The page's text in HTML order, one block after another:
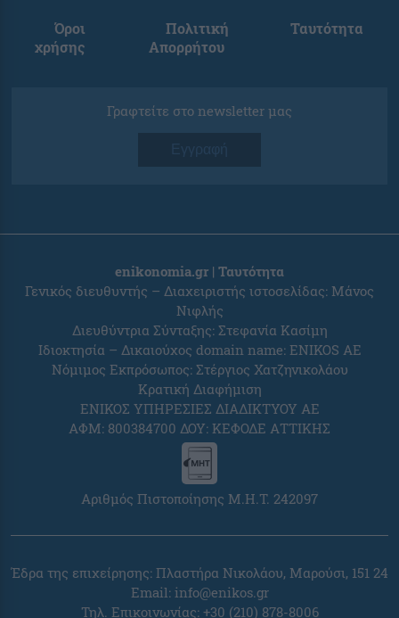
Όροι
χρήσης
Πολιτική
Απορρήτου
Ταυτότητα
Γραφτείτε στο newsletter μας
Εγγραφή
enikonomia.gr | Ταυτότητα
Γενικός διευθυντής – Διαχειριστής ιστοσελίδας: Μάνος
Νιφλής
Διευθύντρια Σύνταξης: Στεφανία Κασίμη
Ιδιοκτησία – Δικαιούχος domain name: ENIKOS AE
Νόμιμος Εκπρόσωπος: Στέργιος Χατζηνικολάου
Κρατική Διαφήμιση
ΕΝΙΚΟΣ ΥΠΗΡΕΣΙΕΣ ΔΙΑΔΙΚΤΥΟΥ ΑΕ
ΑΦΜ: 800384700 ΔΟΥ: ΚΕΦΟΔΕ ΑΤΤΙΚΗΣ
Αριθμός Πιστοποίησης Μ.Η.Τ. 242097
Έδρα της επιχείρησης: Πλαστήρα Νικολάου, Μαρούσι, 151 24
Email: info@enikos.gr
Τηλ. Επικοινωνίας: +30 (210) 878-8006